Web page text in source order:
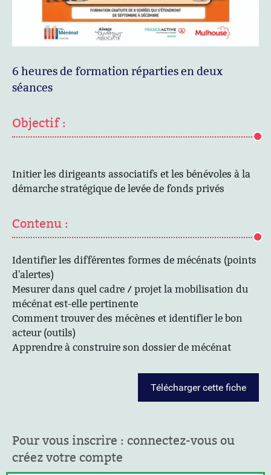
6 heures de formation réparties en deux
séances
Objectif :
Initier les dirigeants associatifs et les bénévoles à la
démarche stratégique de levée de fonds privés
Contenu :
Identifier les différentes formes de mécénats (points
d'alertes)
Mesurer dans quel cadre / projet la mobilisation du
mécénat est-elle pertinente
Comment trouver des mécènes et identifier le bon
acteur (outils)
Apprendre à construire son dossier de mécénat
Télécharger cette fiche
Pour vous inscrire : connectez-vous ou
créez votre compte